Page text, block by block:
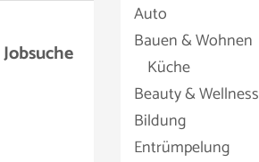
Jobsuche
Auto
Bauen & Wohnen
Küche
Beauty & Wellness
Bildung
Entrümpelung